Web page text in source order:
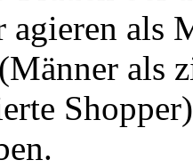
als
als